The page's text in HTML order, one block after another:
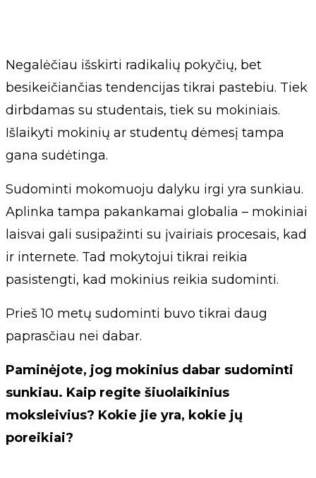
Negalėčiau išskirti radikalių pokyčių, bet
besikeičiančias tendencijas tikrai pastebiu. Tiek
dirbdamas su studentais, tiek su mokiniais.
Išlaikyti mokinių ar studentų dėmesį tampa
gana sudėtinga.
Sudominti mokomuoju dalyku irgi yra sunkiau.
Aplinka tampa pakankamai globalia – mokiniai
laisvai gali susipažinti su įvairiais procesais, kad
ir internete. Tad mokytojui tikrai reikia
pasistengti, kad mokinius reikia sudominti.
Prieš 10 metų sudominti buvo tikrai daug
paprasčiau nei dabar.
Paminėjote, jog mokinius dabar sudominti
sunkiau. Kaip regite šiuolaikinius
moksleivius? Kokie jie yra, kokie jų
poreikiai?